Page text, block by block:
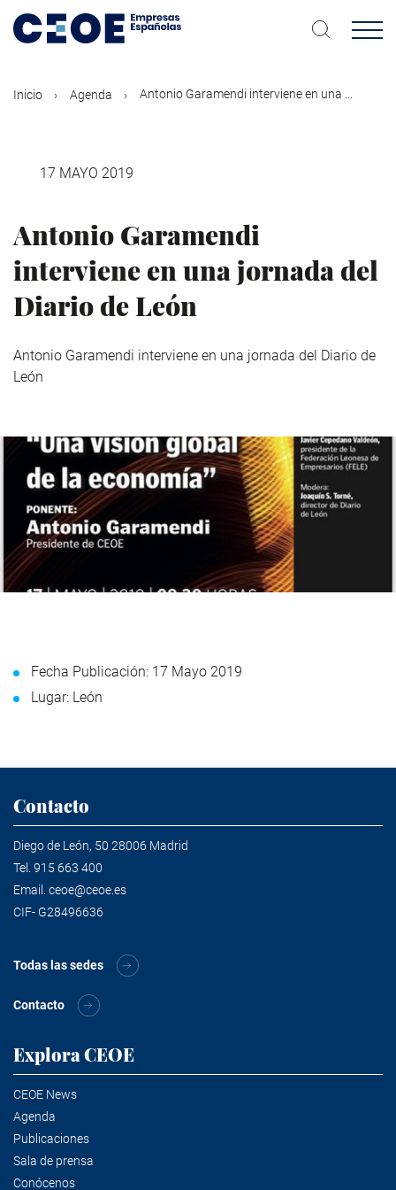
contenido
Inicio Agenda Antonio Garamendi interviene en una ...
17 MAYO 2019
Antonio Garamendi
interviene en una jornada del
Diario de León
Antonio Garamendi interviene en una jornada del Diario de
León
Fecha Publicación: 17 Mayo 2019
Lugar: León
Contacto
Diego de León, 50 28006 Madrid
Tel. 915 663 400
Email. ceoe@ceoe.es
CIF- G28496636
Todas las sedes
Contacto
Explora CEOE
CEOE News
Agenda
Publicaciones
Sala de prensa
Conócenos